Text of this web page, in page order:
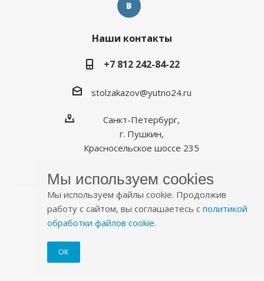
Наши контакты
+7 812 242-84-22
stolzakazov@yutno24.ru
Санкт-Петербург,
г. Пушкин,
Красносельское шоссе 235
Мы используем cookies
Мы используем файлы cookie. Продолжив
работу с сайтом, вы соглашаетесь с политикой
обработки файлов cookie.
ОК